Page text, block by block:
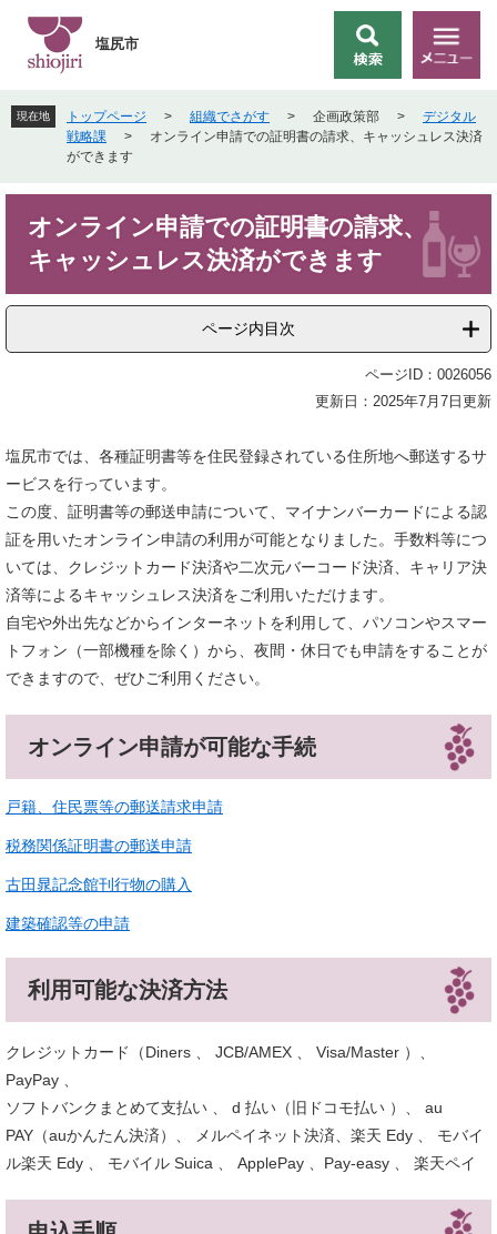
先
頭
。
を
飛
て
索
メ
ニ
ー
塩尻市
現在地 トップページ > 組織でさがす > 企画政策部 >
デジタル
戦略課
>
オンライン申請での証明書の請求、キャッシュレス決済
ができます
オンライン申請での証明書の請求、
キャッシュレス決済ができます
ページ内目次
ページID：0026056
更新日：2025年7月7日更新
塩尻市では、各種証明書等を住民登録されている住所地へ郵送するサ
ービスを行っています。
この度、証明書等の郵送申請について、マイナンバーカードによる認
証を用いたオンライン申請の利用が可能となりました。手数料等につ
いては、クレジットカード決済や二次元バーコード決済、キャリア決
済等によるキャッシュレス決済をご利用いただけます。
自宅や外出先などからインターネットを利用して、パソコンやスマー
トフォン（一部機種を除く）から、夜間・休日でも申請をすることが
できますので、ぜひご利用ください。
オンライン申請が可能な手続
戸籍、住民票等の郵送請求申請
税務関係証明書の郵送申請
古田晁記念館刊行物の購入
建築確認等の申請
利用可能な決済方法
クレジットカード（Diners 、 JCB/AMEX 、 Visa/Master ）、
PayPay 、
ソフトバンクまとめて支払い 、 d 払い（旧ドコモ払い ）、 au
PAY（auかんたん決済）、 メルペイネット決済、楽天 Edy 、 モバイ
ル楽天 Edy 、 モバイル Suica 、 ApplePay 、Pay-easy 、 楽天ペイ